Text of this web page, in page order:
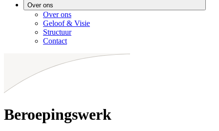
Over ons
Over ons
Geloof & Visie
Structuur
Contact
Beroepingswerk